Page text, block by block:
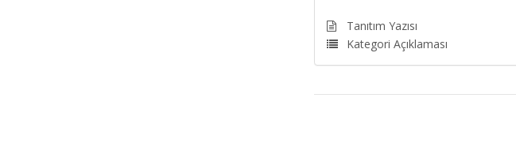
Tanıtım Yazısı
Kategori Açıklaması